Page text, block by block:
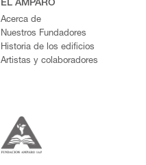
EL AMPARO
Acerca de
Nuestros Fundadores
Historia de los edificios
Artistas y colaboradores